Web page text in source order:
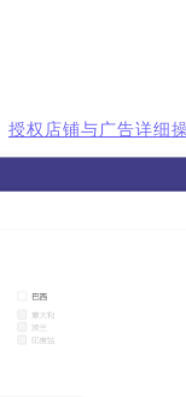
授权店铺与广告详细